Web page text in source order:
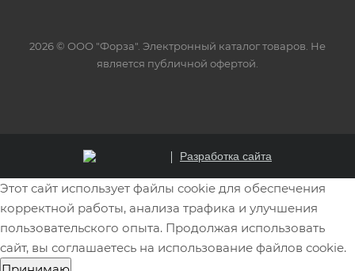
2026 © ООО "Форза". Электронный каталог товаров. Не
является публичной офертой.
Разработка сайта
Этот сайт использует файлы cookie для обеспечения
корректной работы, анализа трафика и улучшения
пользовательского опыта. Продолжая использовать
сайт, вы соглашаетесь на использование файлов cookie.